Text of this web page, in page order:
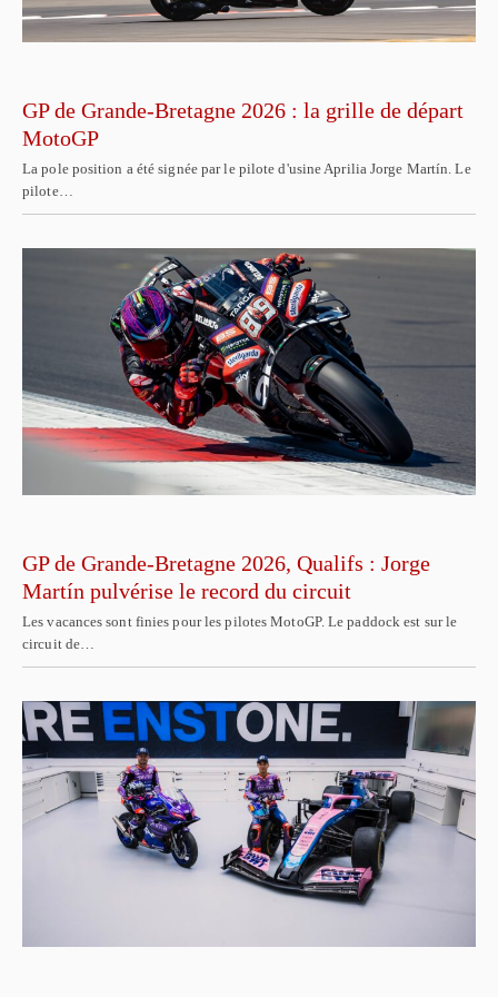
GP de Grande-Bretagne 2026 : la grille de départ
MotoGP
La pole position a été signée par le pilote d'usine Aprilia Jorge Martín. Le
pilote…
GP de Grande-Bretagne 2026, Qualifs : Jorge
Martín pulvérise le record du circuit
Les vacances sont finies pour les pilotes MotoGP. Le paddock est sur le
circuit de…